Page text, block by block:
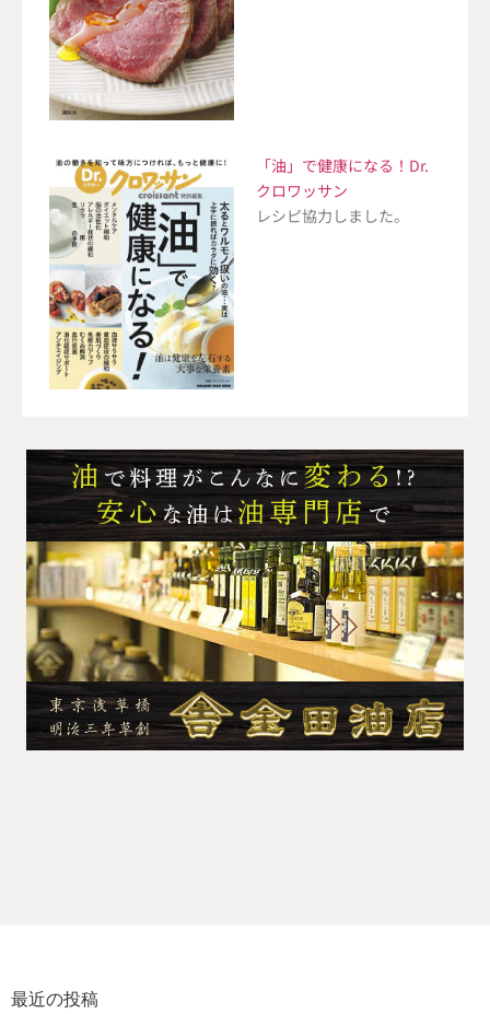
「油」で健康になる！Dr.
クロワッサン
レシピ協力しました。
最近の投稿